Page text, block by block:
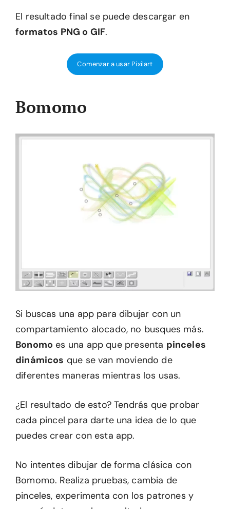
El resultado final se puede descargar en
formatos PNG o GIF.
Comenzar a usar Pixilart
Bomomo
Si buscas una app para dibujar con un
compartamiento alocado, no busques más.
Bonomo es una app que presenta pinceles
dinámicos que se van moviendo de
diferentes maneras mientras los usas.
¿El resultado de esto? Tendrás que probar
cada pincel para darte una idea de lo que
puedes crear con esta app.
No intentes dibujar de forma clásica con
Bomomo. Realiza pruebas, cambia de
pinceles, experimenta con los patrones y